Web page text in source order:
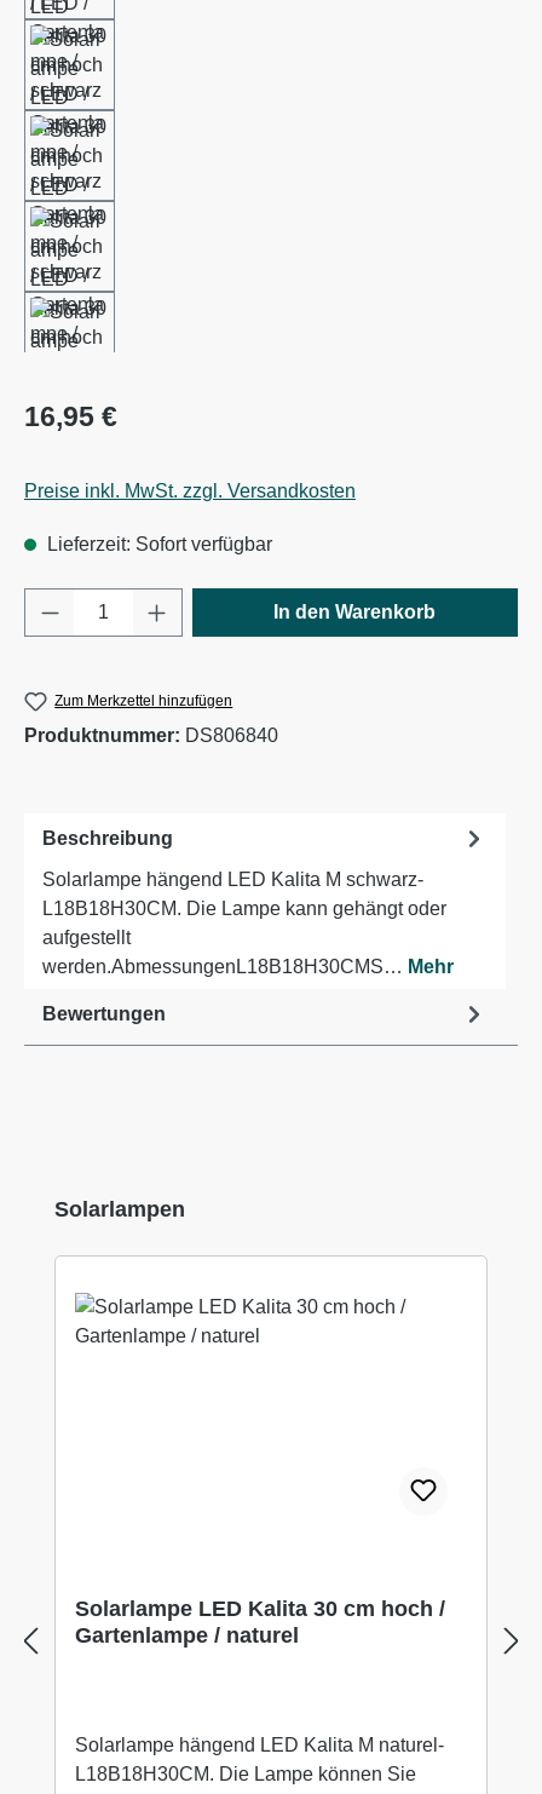
Regulärer Preis:
16,95 €
Preise inkl. MwSt. zzgl. Versandkosten
Lieferzeit: Sofort verfügbar
Produkt Anzahl: Gib den gewünschten
In den Warenkorb
Zum Merkzettel hinzufügen
Produktnummer: DS806840
Beschreibung
Solarlampe hängend LED Kalita M schwarz-
L18B18H30CM. Die Lampe kann gehängt oder
aufgestellt
werden.AbmessungenL18B18H30CMS… Mehr
Bewertungen
Produktgalerie überspringen
Solarlampen
Solarlampe LED Kalita 30 cm hoch /
Gartenlampe / naturel
Solarlampe hängend LED Kalita M naturel-
L18B18H30CM. Die Lampe können Sie